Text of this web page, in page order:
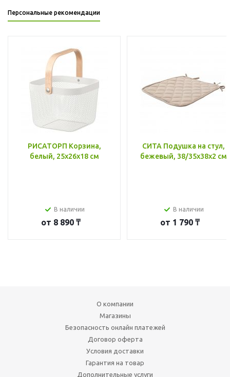
Персональные рекомендации
РИСАТОРП Корзина,
белый, 25x26x18 см
В наличии
от 8 890 ₸
СИТА Подушка на стул,
бежевый, 38/35x38x2 см
В наличии
от 1 790 ₸
О компании
Магазины
Безопасность онлайн платежей
Договор оферта
Условия доставки
Гарантия на товар
Дополнительные услуги